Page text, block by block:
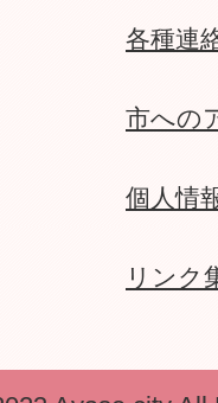
各種連
市への
個人情
リンク